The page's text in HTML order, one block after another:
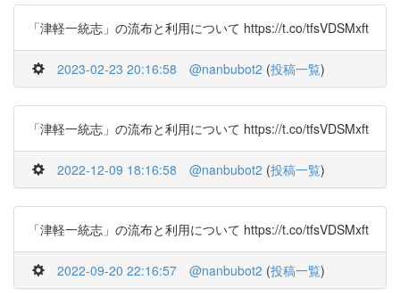
「津軽一統志」の流布と利用について https://t.co/tfsVDSMxft
2023-02-23 20:16:58 @nanbubot2 (投稿一覧)
「津軽一統志」の流布と利用について https://t.co/tfsVDSMxft
2022-12-09 18:16:58 @nanbubot2 (投稿一覧)
「津軽一統志」の流布と利用について https://t.co/tfsVDSMxft
2022-09-20 22:16:57 @nanbubot2 (投稿一覧)